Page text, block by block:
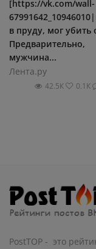
[https://vk.com/wall-
в пруду, мог убить
Предварительно,
мужчина...
Лента.ру
42.5К 0.1К
PostTOP - это